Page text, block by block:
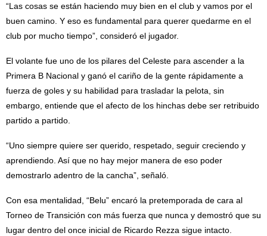
“Las cosas se están haciendo muy bien en el club y vamos por el
buen camino. Y eso es fundamental para querer quedarme en el
club por mucho tiempo”, consideró el jugador.
El volante fue uno de los pilares del Celeste para ascender a la
Primera B Nacional y ganó el cariño de la gente rápidamente a
fuerza de goles y su habilidad para trasladar la pelota, sin
embargo, entiende que el afecto de los hinchas debe ser retribuido
partido a partido.
“Uno siempre quiere ser querido, respetado, seguir creciendo y
aprendiendo. Así que no hay mejor manera de eso poder
demostrarlo adentro de la cancha”, señaló.
Con esa mentalidad, “Belu” encaró la pretemporada de cara al
Torneo de Transición con más fuerza que nunca y demostró que su
lugar dentro del once inicial de Ricardo Rezza sigue intacto.